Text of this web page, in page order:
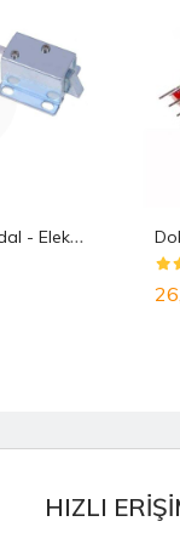
S
elenoid Kilit Mandal - Elektrik Kontrollü Mini K..
HIZLI